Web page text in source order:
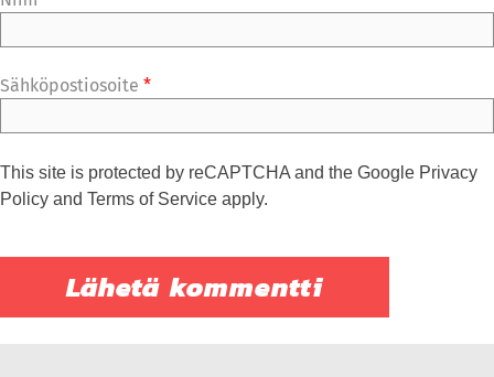
Sähköpostiosoite *
This site is protected by reCAPTCHA and the Google Privacy
Policy and Terms of Service apply.